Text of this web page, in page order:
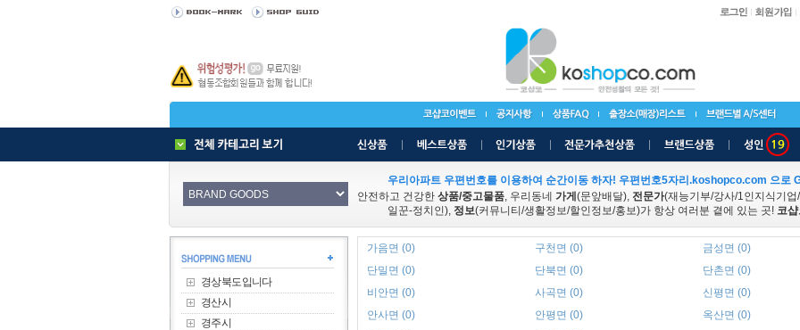
우리아파트 우편번호를 이용하여 순간이동 하자! 우편번호5자리.koshopco.com 으로
안전하고 건강한 상품/중고물품, 우리동네 가게 (문앞배달), 전문가(재능기부/강사/1인지식기업
일꾼-정치인), 정보(커뮤니티/생활정보/할인정보/홍보)가 항상 여러분 곁에 있는 곳! 코
경상북도입니다
경산시
경주시
가음면 (0) 구천면 (0)
금성면 (0)
단밀면 (0)
단북면 (0)
단촌면 (0)
비안면 (0)
사곡면 (0)
신평면 (0)
안사면 (0)
안평면 (0)
옥산면 (0)